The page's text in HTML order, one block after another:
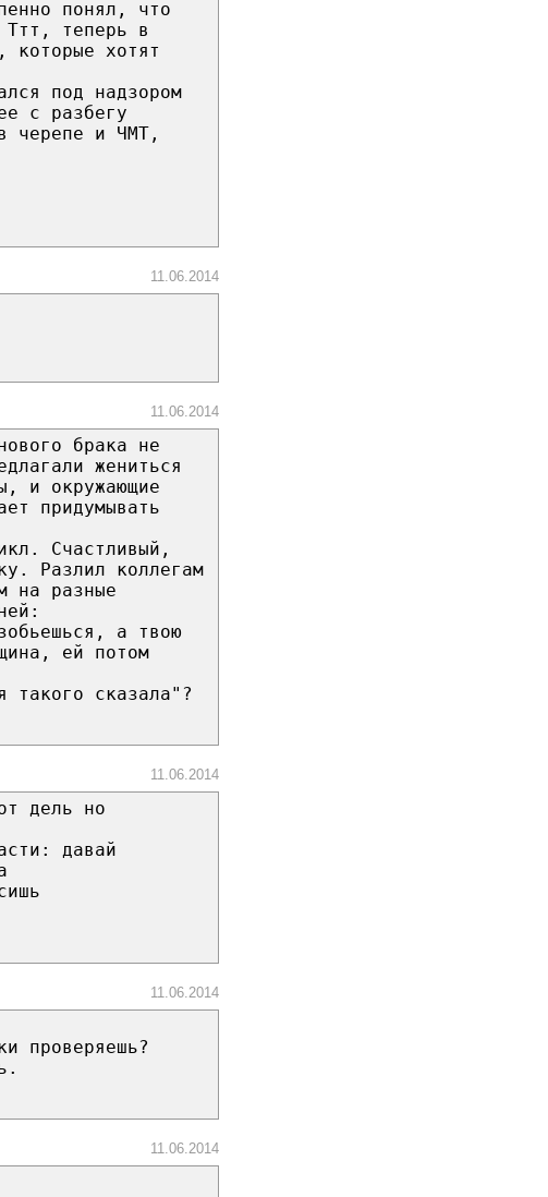
понял, что
Ттт, теперь в
которые хотят
под надзором
с разбегу
черепе и ЧМТ,
11.06.2014
11.06.2014
брака не
жениться
и окружающие
придумывать
Счастливый,
Разлил коллегам
на разные
а твою
ей потом
такого сказала"?
11.06.2014
дель но
давай
11.06.2014
проверяешь?
11.06.2014